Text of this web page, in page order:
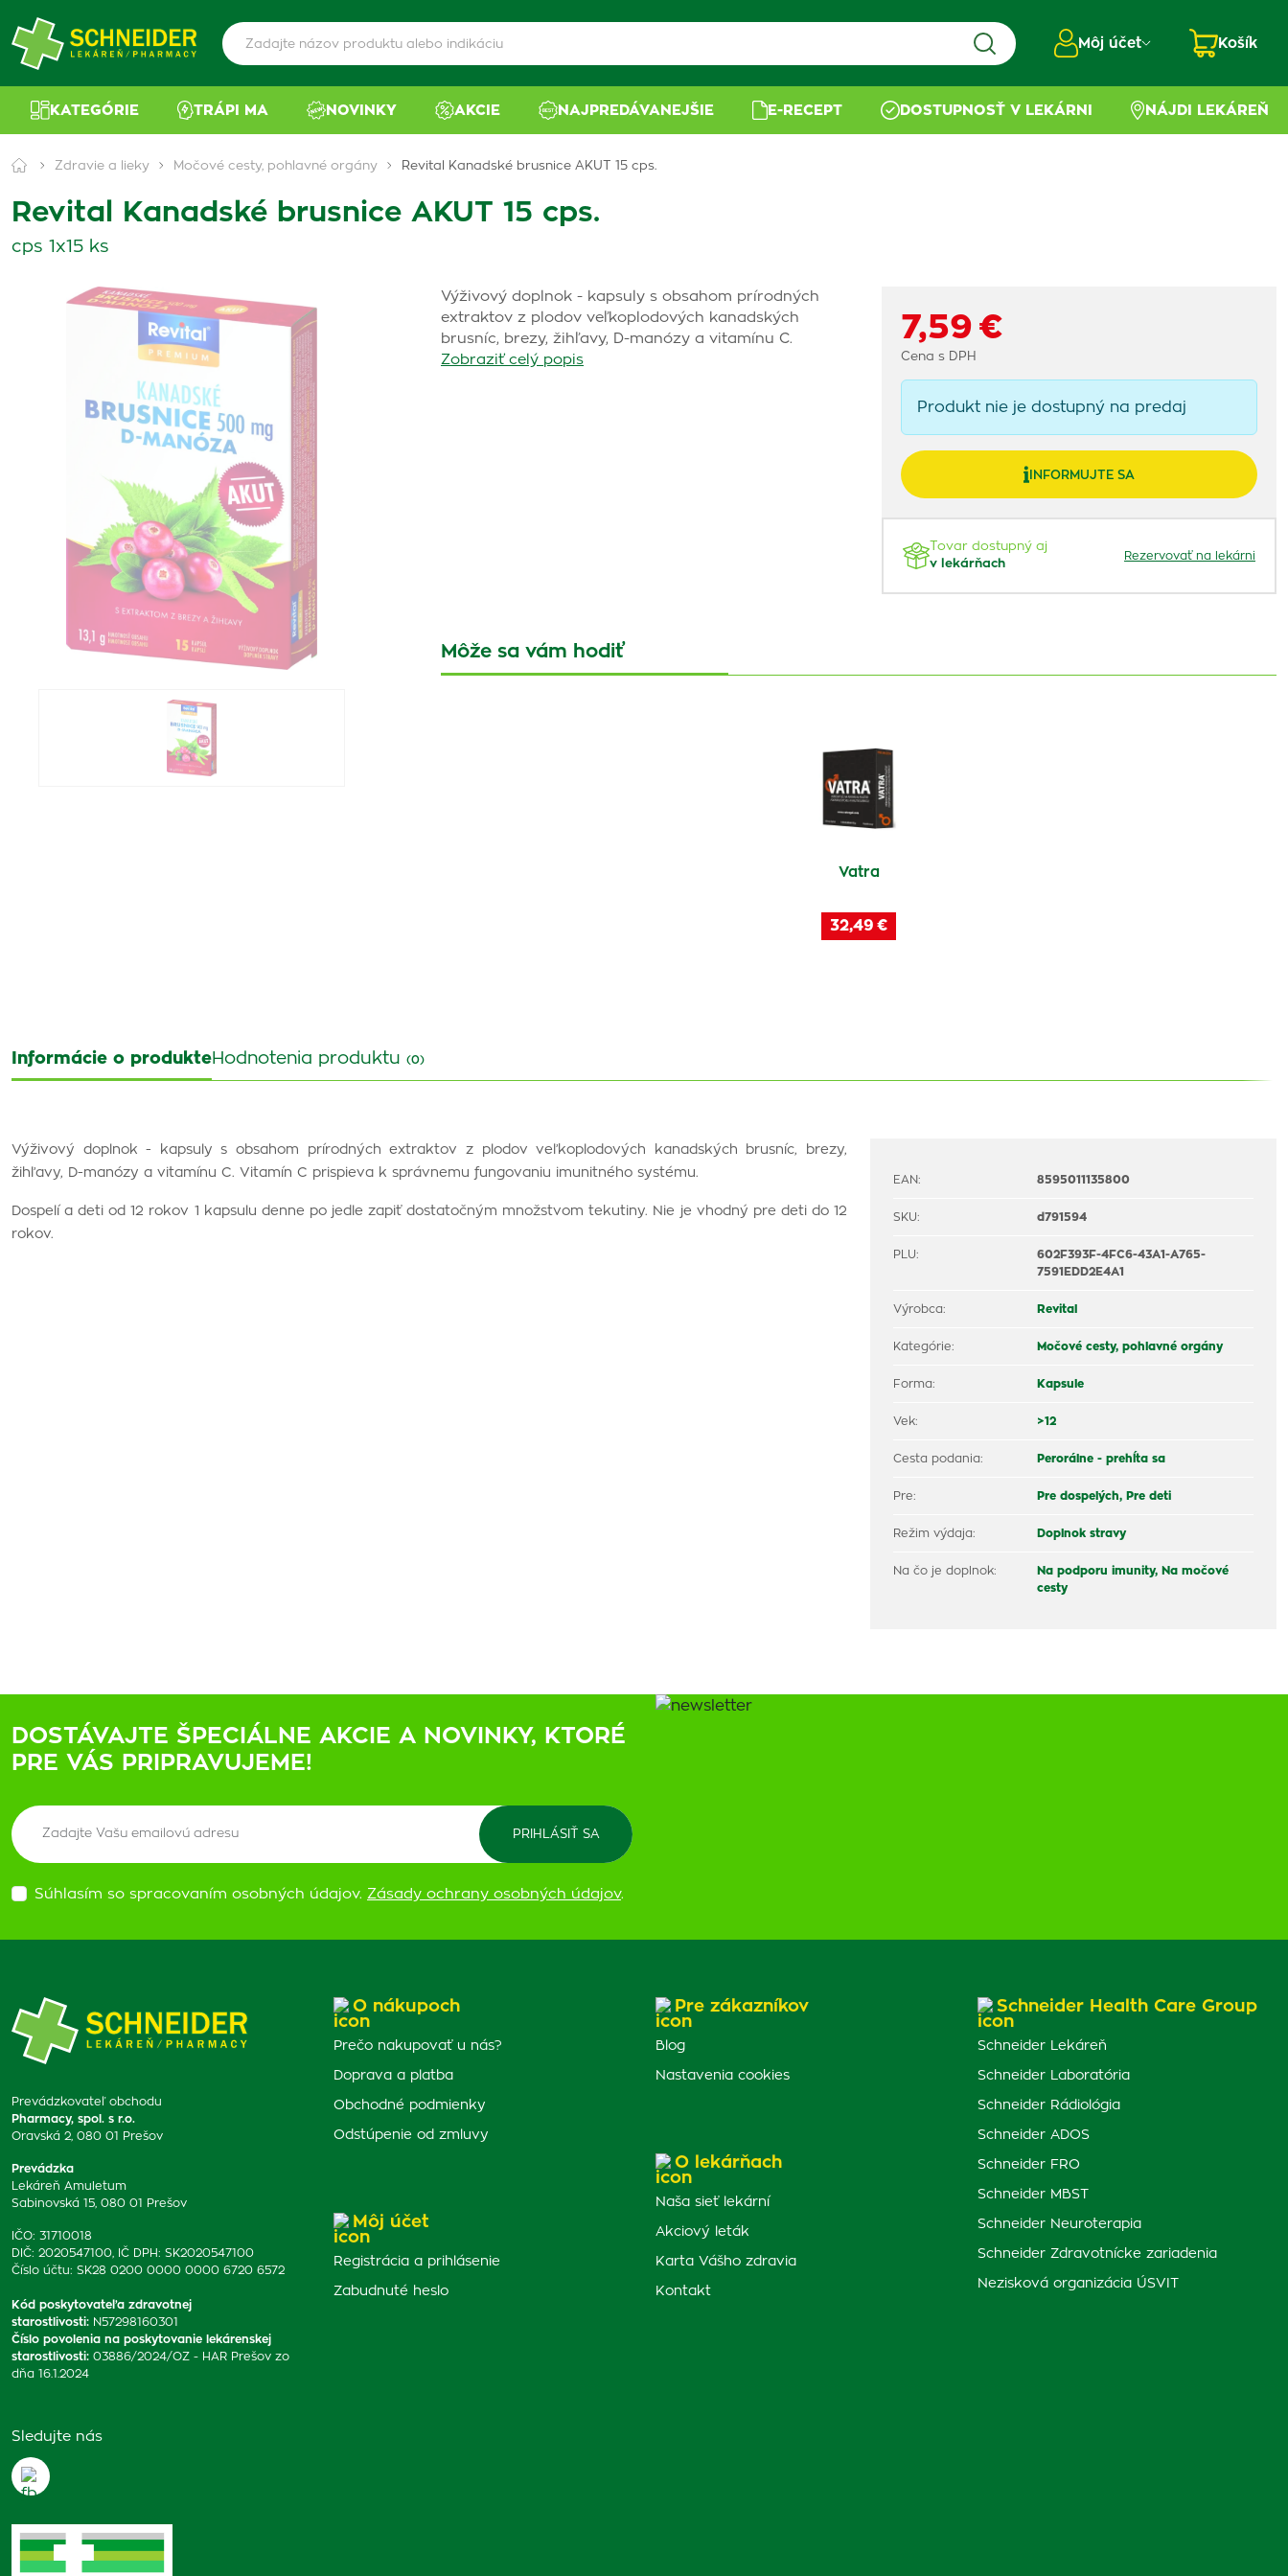
Môj účet Košík
KATEGÓRIE TRÁPI MA NOVINKY AKCIE NAJPREDÁVANEJŠIE E-RECEPT DOSTUPNOSŤ V LEKÁRNI NÁJDI LEKÁREŇ
Zdravie a lieky Močové cesty, pohlavné orgány Revital Kanadské brusnice AKUT 15 cps.
Revital Kanadské brusnice AKUT 15 cps.
cps 1x15 ks
Výživový doplnok - kapsuly s obsahom prírodných
extraktov z plodov veľkoplodových kanadských
brusníc, brezy, žihľavy, D-manózy a vitamínu C.
Zobraziť celý popis
7,59 €
Cena s DPH
Produkt nie je dostupný na predaj
INFORMUJTE SA
Tovar dostupný aj
v lekárňach
Rezervovať na lekárni
Môže sa vám hodiť
Vatra
32,49 €
Informácie o produkteHodnotenia produktu (0)
Výživový doplnok - kapsuly s obsahom prírodných extraktov z plodov veľkoplodových kanadských brusníc, brezy,
žihľavy, D-manózy a vitamínu C. Vitamín C prispieva k správnemu fungovaniu imunitného systému.
Dospelí a deti od 12 rokov 1 kapsulu denne po jedle zapiť dostatočným množstvom tekutiny. Nie je vhodný pre deti do 12
rokov.
EAN: 8595011135800
SKU: d791594
PLU:
602F393F-4FC6-43A1-A765-
7591EDD2E4A1
Výrobca: Revital
Kategórie: Močové cesty, pohlavné orgány
Forma: Kapsule
Vek: >12
Cesta podania: Perorálne - prehĺta sa
Pre: Pre dospelých, Pre deti
Režim výdaja: Doplnok stravy
Na čo je doplnok: Na podporu imunity, Na močové
cesty
DOSTÁVAJTE ŠPECIÁLNE AKCIE A NOVINKY, KTORÉ
PRE VÁS PRIPRAVUJEME!
Súhlasím so spracovaním osobných údajov. Zásady ochrany osobných údajov.
Prevádzkovateľ obchodu
Pharmacy, spol. s r.o.
Oravská 2, 080 01 Prešov
Prevádzka
Lekáreň Amuletum
Sabinovská 15, 080 01 Prešov
IČO: 31710018
DIČ: 2020547100, IČ DPH: SK2020547100
Číslo účtu: SK28 0200 0000 0000 6720 6572
Kód poskytovateľa zdravotnej
starostlivosti: N57298160301
Číslo povolenia na poskytovanie lekárenskej
starostlivosti: 03886/2024/OZ - HAR Prešov zo
dňa 16.1.2024
Sledujte nás
O nákupoch
Prečo nakupovať u nás?
Doprava a platba
Obchodné podmienky
Odstúpenie od zmluvy
Môj účet
Registrácia a prihlásenie
Zabudnuté heslo
Pre zákazníkov
Blog
Nastavenia cookies
O lekárňach
Naša sieť lekární
Akciový leták
Karta Vášho zdravia
Kontakt
Schneider Health Care Group
Schneider Lekáreň
Schneider Laboratória
Schneider Rádiológia
Schneider ADOS
Schneider FRO
Schneider MBST
Schneider Neuroterapia
Schneider Zdravotnícke zariadenia
Nezisková organizácia ÚSVIT